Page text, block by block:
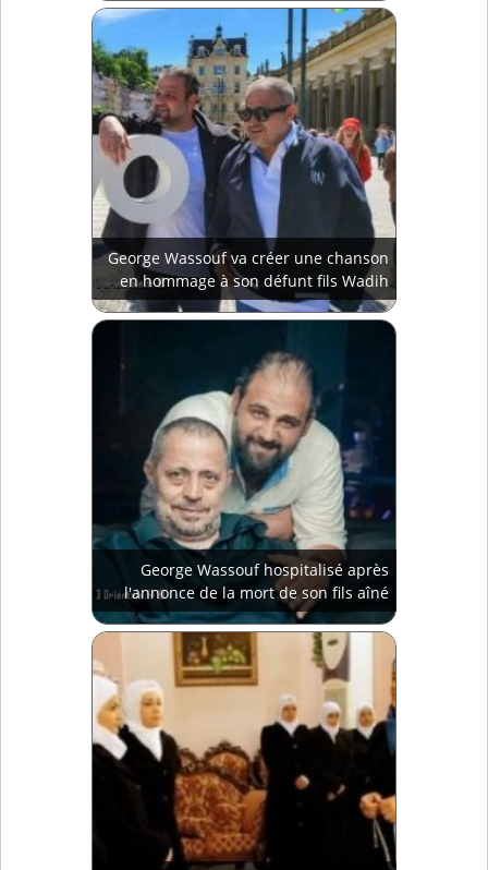
George Wassouf va créer une chanson
en hommage à son défunt fils Wadih
George Wassouf hospitalisé après
l'annonce de la mort de son fils aîné